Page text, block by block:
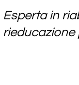
Esperta in
rieducazione